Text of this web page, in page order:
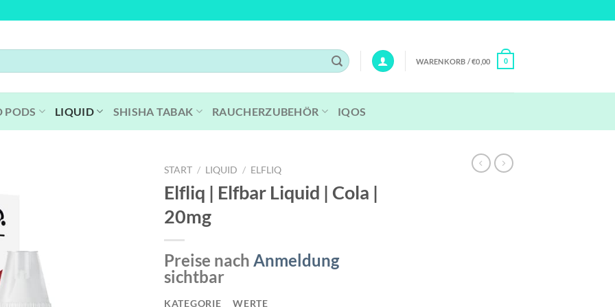
WARENKORB /€0,00 0
PODS LIQUID SHISHA TABAK RAUCHERZUBEHÖR IQOS
START / LIQUID / ELFLIQ
Elfliq | Elfbar Liquid | Cola |
20mg
Preise nach Anmeldung
sichtbar
KATEGORIE
WERTE